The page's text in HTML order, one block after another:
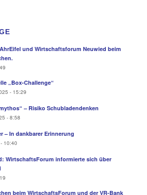
und Wirtschaftsforum Neuwied beim
„Box-Challenge“
- 15:29
– Risiko Schubladendenken
- 8:58
– In dankbarer Erinnerung
10:40
WirtschaftsForum informierte sich über
beim WirtschaftsForum und der VR-Bank